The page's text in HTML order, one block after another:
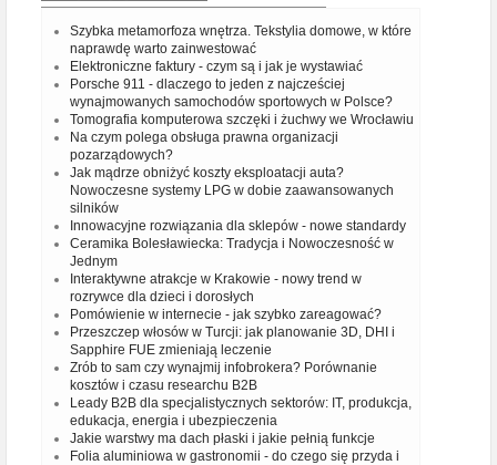
Szybka metamorfoza wnętrza. Tekstylia domowe, w które
naprawdę warto zainwestować
Elektroniczne faktury - czym są i jak je wystawiać
Porsche 911 - dlaczego to jeden z najcześciej
wynajmowanych samochodów sportowych w Polsce?
Tomografia komputerowa szczęki i żuchwy we Wrocławiu
Na czym polega obsługa prawna organizacji
pozarządowych?
Jak mądrze obniżyć koszty eksploatacji auta?
Nowoczesne systemy LPG w dobie zaawansowanych
silników
Innowacyjne rozwiązania dla sklepów - nowe standardy
Ceramika Bolesławiecka: Tradycja i Nowoczesność w
Jednym
Interaktywne atrakcje w Krakowie - nowy trend w
rozrywce dla dzieci i dorosłych
Pomówienie w internecie - jak szybko zareagować?
Przeszczep włosów w Turcji: jak planowanie 3D, DHI i
Sapphire FUE zmieniają leczenie
Zrób to sam czy wynajmij infobrokera? Porównanie
kosztów i czasu researchu B2B
Leady B2B dla specjalistycznych sektorów: IT, produkcja,
edukacja, energia i ubezpieczenia
Jakie warstwy ma dach płaski i jakie pełnią funkcje
Folia aluminiowa w gastronomii - do czego się przyda i